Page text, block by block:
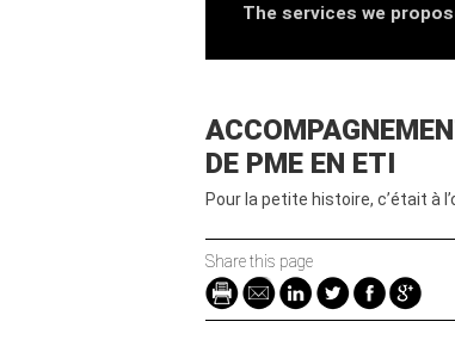
The services we
DE PME EN ETI
Pour la petite histoire, c’était à
Share this page